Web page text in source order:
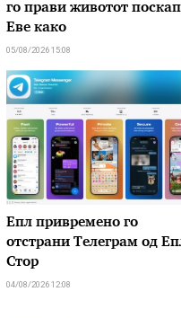
го прави животот
Еве како
05/08/2026 15:08
Епл привремено го
отстрани Телеграм од
Стор
04/08/2026 12:08